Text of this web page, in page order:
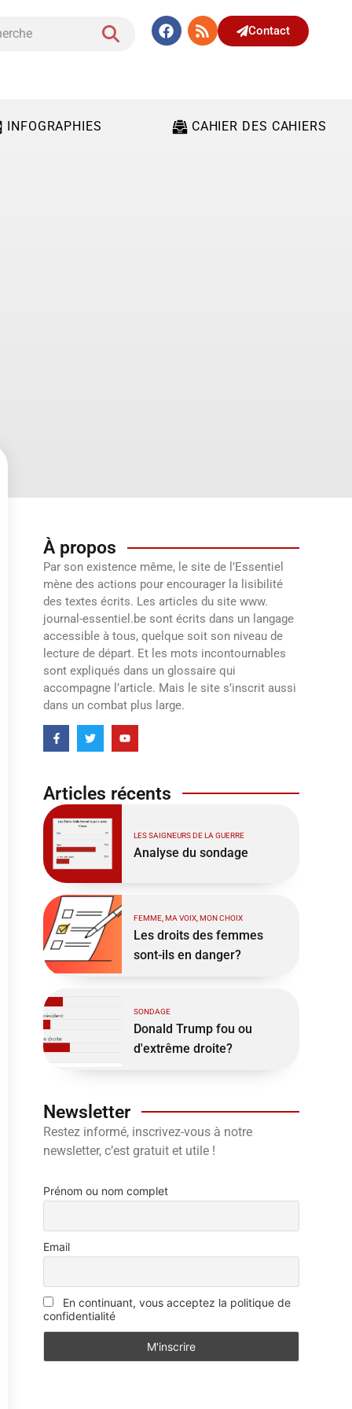
Contact
INFOGRAPHIES CAHIER DES CAHIERS
À propos
Par son existence même, le site de l’Essentiel
mène des actions pour encourager la lisibilité
des textes écrits. Les articles du site www.
journal-essentiel.be sont écrits dans un langage
accessible à tous, quelque soit son niveau de
lecture de départ. Et les mots incontournables
sont expliqués dans un glossaire qui
accompagne l’article. Mais le site s’inscrit aussi
dans un combat plus large.
Articles récents
LES SAIGNEURS DE LA GUERRE
Analyse du sondage
FEMME, MA VOIX, MON CHOIX
Les droits des femmes
sont-ils en danger?
SONDAGE
Donald Trump fou ou
d'extrême droite?
Newsletter
Restez informé, inscrivez-vous à notre
newsletter, c’est gratuit et utile !
Prénom ou nom complet
Email
En continuant, vous acceptez la politique de
confidentialité